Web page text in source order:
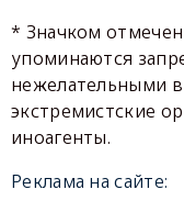
* Значком
упоминаются
нежелательными
экстремистские
иноагенты.
Реклама на сайте: